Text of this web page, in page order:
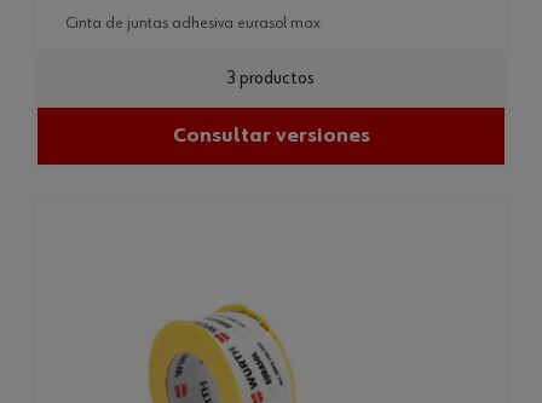
cinta de juntas adhesiva eurasol max
3 productos
Consultar versiones